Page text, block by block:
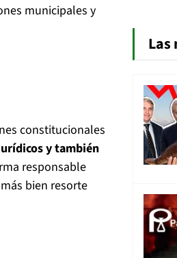
municipales y
constitucionales
y también
responsable
bien resorte
Las